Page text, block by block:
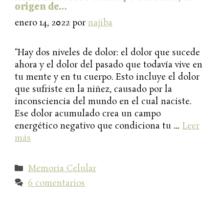
origen de…
enero 14, 2022 por najiba
“Hay dos niveles de dolor: el dolor que sucede
ahora y el dolor del pasado que todavía vive en
tu mente y en tu cuerpo. Esto incluye el dolor
que sufriste en la niñez, causado por la
inconsciencia del mundo en el cual naciste.
Ese dolor acumulado crea un campo
energético negativo que condiciona tu … Leer
más
Categorías
Memoria Celular
6 comentarios